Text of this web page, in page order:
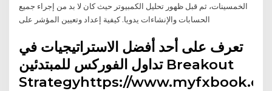
الخمسينات، ثم قبل ظهور تحليل الكمبيوتر حيث كان لا بد من إجراء جميع
الحسابات والإنشاءات يدويا. كيفية إعداد وتعيين المؤشر على
تعرف على أحد أفضل الاستراتيجيات في
تداول الفوركس للمبتدئين Breakout
Strategyhttps://